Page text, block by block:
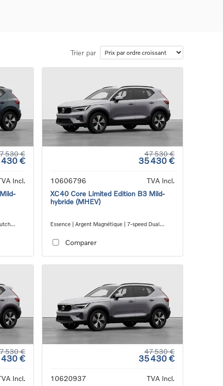
Trier par
530 €
430 €
Incl.
47 530 €
35 430 €
10606796
TVA Incl.
XC40 Core Limited Edition B3 Mild-
hybride (MHEV)
Essence | Argent Magnétique | 7-speed Dual
Comparer
530 €
430 €
Incl.
47 530 €
35 430 €
10620937
TVA Incl.